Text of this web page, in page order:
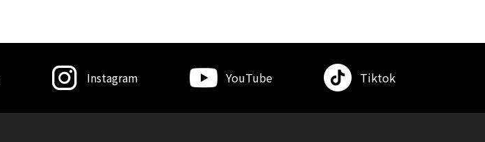
Instagram YouTube Tiktok